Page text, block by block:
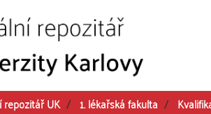
repozitář UK 1. lékařská fakulta